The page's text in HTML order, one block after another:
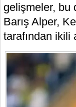
gelişmeler, bu
Barış Alper,
tarafından ikili